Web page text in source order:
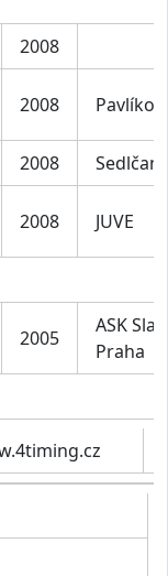
2008
2008 Pavlíkov
2008 Sedlčany
2008 JUVE
2005
ASK
Praha